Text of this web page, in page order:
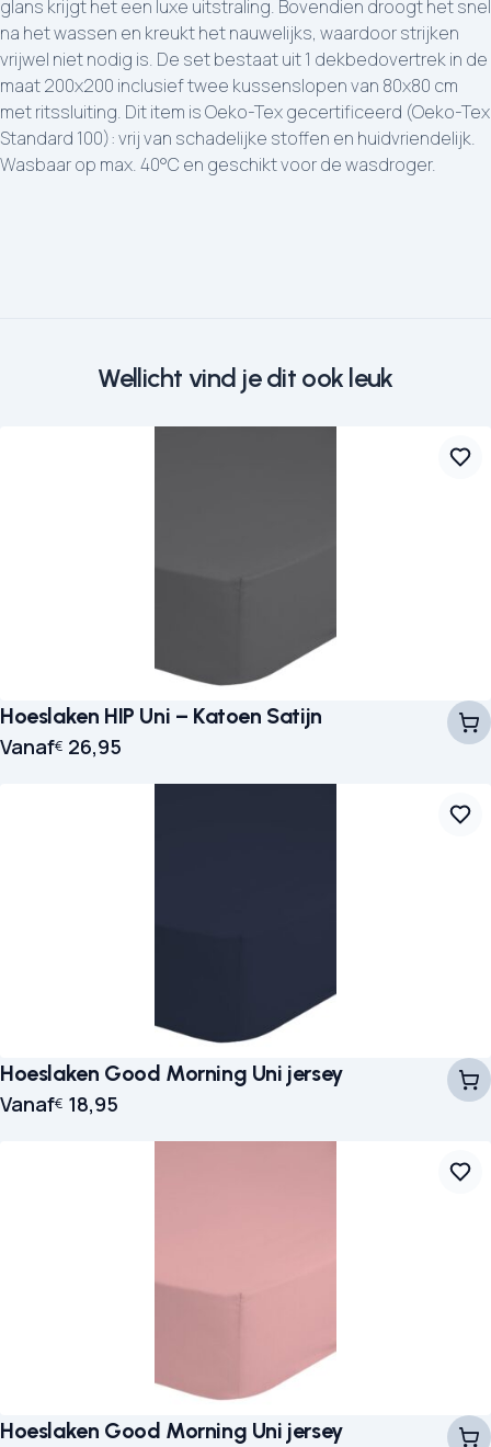
glans krijgt het een luxe uitstraling. Bovendien droogt het snel
na het wassen en kreukt het nauwelijks, waardoor strijken
vrijwel niet nodig is. De set bestaat uit 1 dekbedovertrek in de
maat 200x200 inclusief twee kussenslopen van 80x80 cm
met ritssluiting. Dit item is Oeko-Tex gecertificeerd (Oeko-Tex
Standard 100): vrij van schadelijke stoffen en huidvriendelijk.
Wasbaar op max. 40°C en geschikt voor de wasdroger.
Wellicht vind je dit ook leuk
Hoeslaken HIP Uni – Katoen Satijn
Vanaf€ 26,95
Hoeslaken Good Morning Uni jersey
Vanaf€ 18,95
Hoeslaken Good Morning Uni jersey